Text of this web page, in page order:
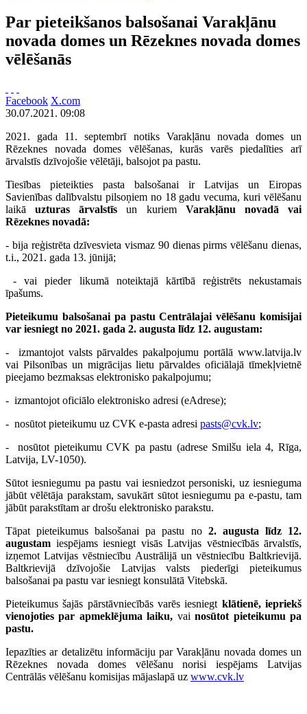
Par pieteikšanos balsošanai Varakļānu
novada domes un Rēzeknes novada domes
vēlēšanās
Facebook X.com
30.07.2021. 09:08
2021. gada 11. septembrī notiks Varakļānu novada domes un
Rēzeknes novada domes vēlēšanas, kurās varēs piedalīties arī
ārvalstīs dzīvojošie vēlētāji, balsojot pa pastu.
Tiesības pieteikties pasta balsošanai ir Latvijas un Eiropas
Savienības dalībvalstu pilsoņiem no 18 gadu vecuma, kuri vēlēšanu
laikāuzturas ārvalstīs un kuriem Varakļānu novadā vai
Rēzeknes novadā:
- bija reģistrēta dzīvesvieta vismaz 90 dienas pirms vēlēšanu dienas,
t.i., 2021. gada 13. jūnijā;
- vai
pieder likumā noteiktajā kārtībā reģistrēts nekustamais
īpašums.
Pieteikumu balsošanai pa pastu Centrālajai vēlēšanu komisijai
var iesniegt no 2021. gada 2. augusta līdz 12. augustam:
- izmantojot valsts pārvaldes pakalpojumu portālā www.latvija.lv
vai Pilsonības un migrācijas lietu pārvaldes oficiālajā tīmekļvietnē
pieejamo bezmaksas elektronisko pakalpojumu;
- izmantojot oficiālo elektronisko adresi (eAdrese);
- nosūtot pieteikumu uz CVK e-pasta adresi pasts@cvk.lv;
- nosūtot pieteikumu CVK pa pastu (adrese Smilšu iela 4, Rīga,
Latvija, LV-1050).
Sūtot iesniegumu pa pastu vai iesniedzot personiski, uz iesnieguma
jābūt vēlētāja parakstam, savukārt sūtot iesniegumu pa e-pastu, tam
jābūt parakstītam ar drošu elektronisko parakstu.
Tāpat pieteikumus balsošanai pa pastu no 2. augusta līdz 12.
augustam iespējams iesniegt visās Latvijas vēstniecībās ārvalstīs,
izņemot Latvijas vēstniecību Austrālijā un vēstniecību Baltkrievijā.
Baltkrievijā dzīvojošie Latvijas valsts piederīgi pieteikumus
balsošanai pa pastu var iesniegt konsulātā Vitebskā.
Pieteikumus šajās pārstāvniecībās varēs iesniegt klātienē, iepriekš
vienojoties par apmeklējuma laiku, vainosūtot pieteikumu pa
pastu.
Iepazīties ar detalizētu informāciju par Varakļānu novada domes un
Rēzeknes novada domes vēlēšanu norisi iespējams Latvijas
Centrālās vēlēšanu komisijas mājaslapā uz www.cvk.lv